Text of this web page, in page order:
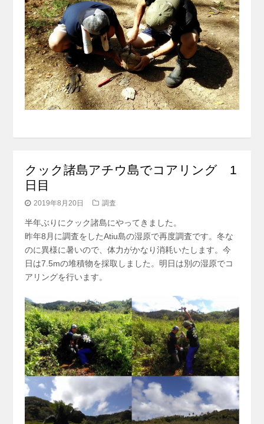
クック諸島アチウ島でコアリング 1
日目
2019年8月20日 調査
半年ぶりにクック諸島にやってきました。
昨年8月に調査をしたAtiu島の湿原で再度調査です。冬な
のに異様に暑いので、体力がかなり消耗いたします。今
日は7.5mの堆積物を採取しました。明日は別の湿原でコ
アリングを行います。